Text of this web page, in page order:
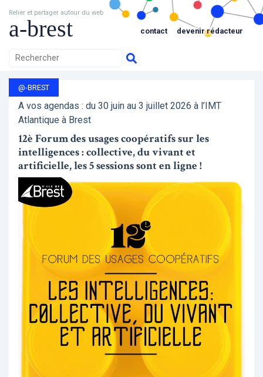
Relier et partager autour du web
a-brest contact devenir rédacteur
@-BREST
A vos agendas : du 30 juin au 3 juillet 2026 à l’IMT
Atlantique à Brest
12è Forum des usages coopératifs sur les
intelligences : collective, du vivant et
artificielle, les 5 sessions sont en ligne !